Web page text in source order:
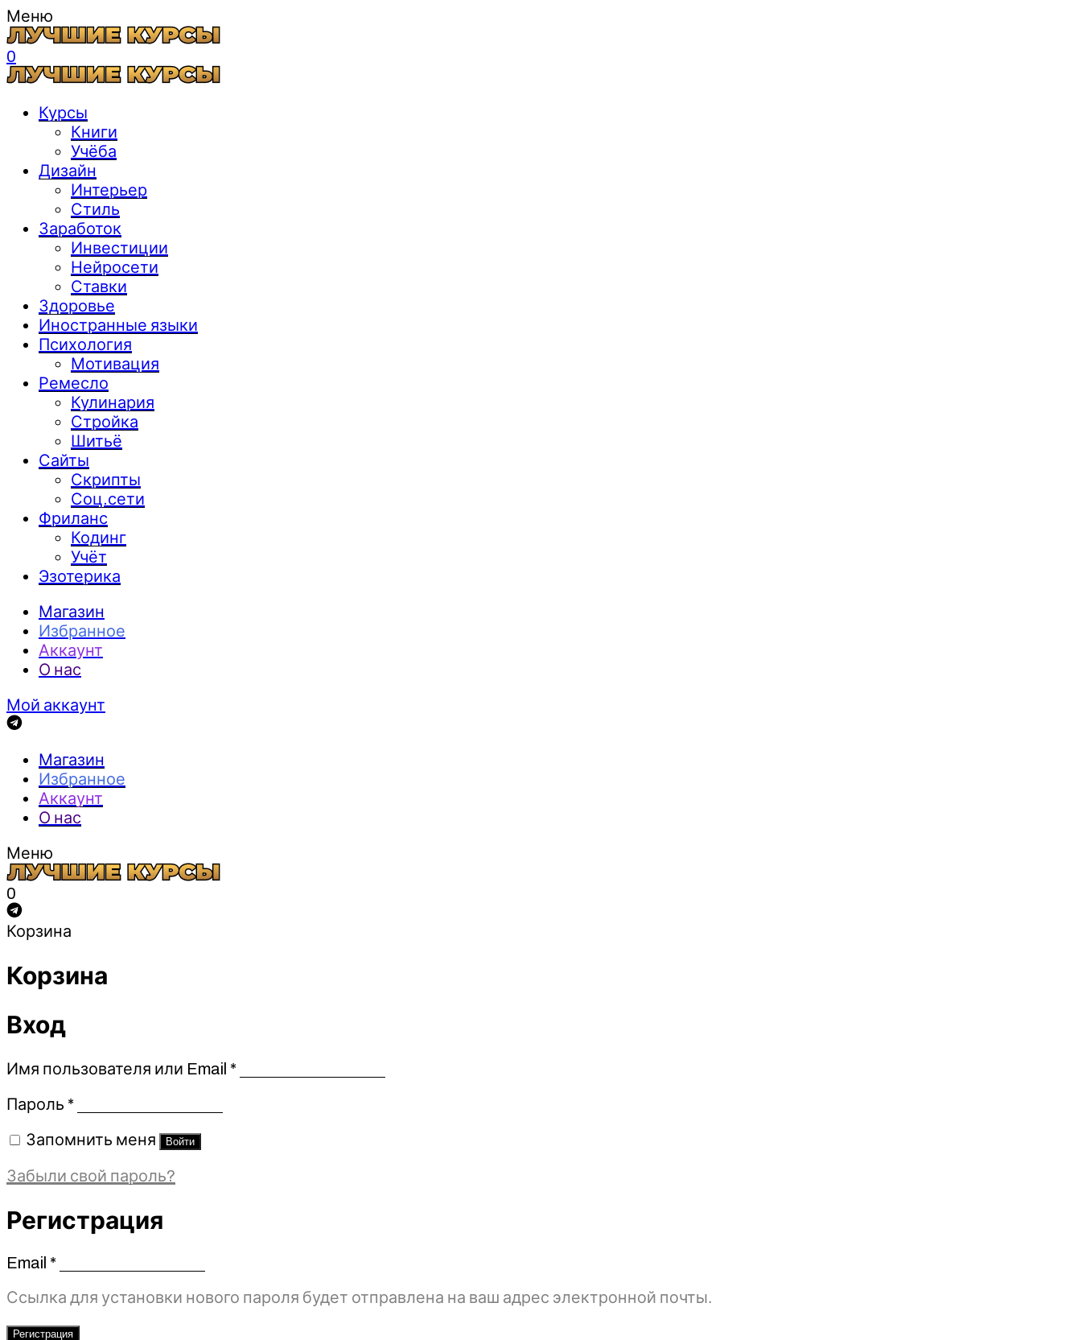
Меню
0
Курсы
Книги
Учёба
Дизайн
Интерьер
Стиль
Заработок
Инвестиции
Нейросети
Ставки
Здоровье
Иностранные языки
Психология
Мотивация
Ремесло
Кулинария
Стройка
Шитьё
Сайты
Скрипты
Соц.сети
Фриланс
Кодинг
Учёт
Эзотерика
Магазин
Избранное
Аккаунт
О нас
Мой аккаунт
Магазин
Избранное
Аккаунт
О нас
Меню
0
Корзина
Корзина
Вход
Имя пользователя или Email *Обязательно
Пароль *Обязательно
Запомнить меня Войти
Забыли свой пароль?
Регистрация
Email *Обязательно
Ссылка для установки нового пароля будет отправлена ​​на ваш адрес электронной почты.
Регистрация